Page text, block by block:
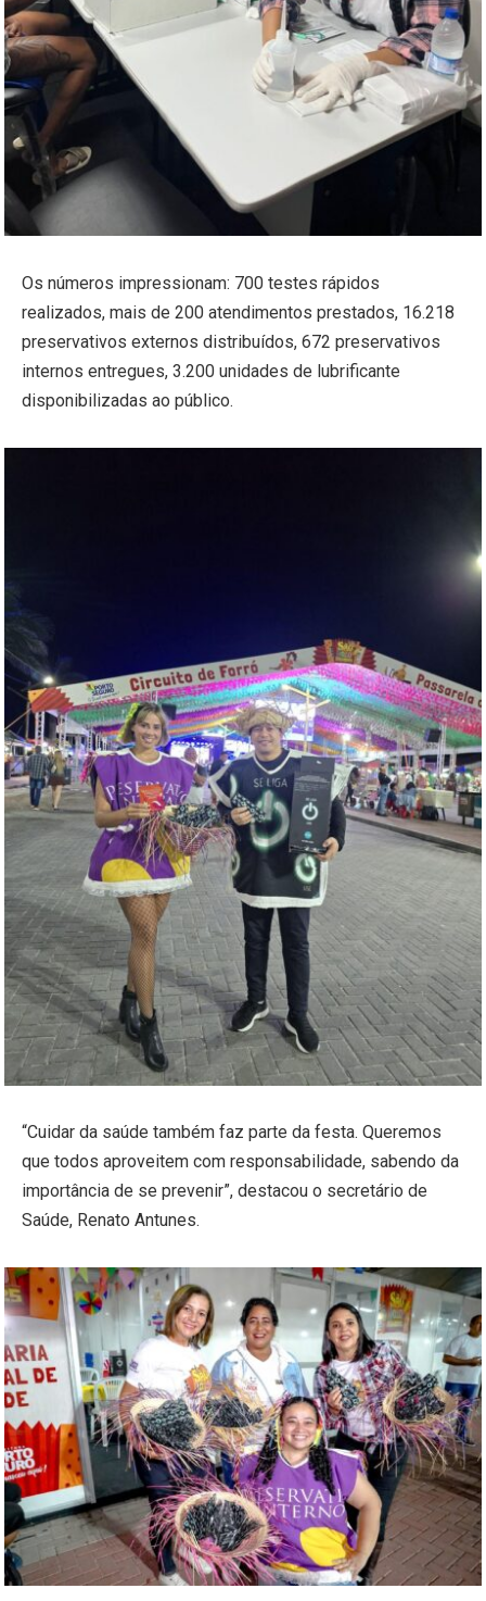
Os números impressionam: 700 testes rápidos
realizados, mais de 200 atendimentos prestados, 16.218
preservativos externos distribuídos, 672 preservativos
internos entregues, 3.200 unidades de lubrificante
disponibilizadas ao público.
“Cuidar da saúde também faz parte da festa. Queremos
que todos aproveitem com responsabilidade, sabendo da
importância de se prevenir”, destacou o secretário de
Saúde, Renato Antunes.